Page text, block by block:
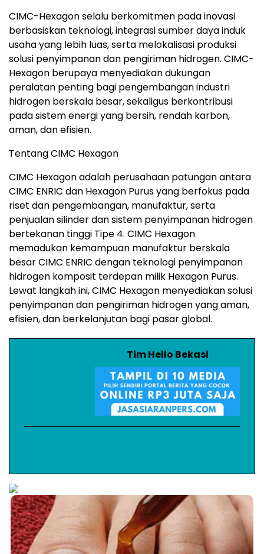
CIMC-Hexagon selalu berkomitmen pada inovasi
berbasiskan teknologi, integrasi sumber daya induk
usaha yang lebih luas, serta melokalisasi produksi
solusi penyimpanan dan pengiriman hidrogen. CIMC-
Hexagon berupaya menyediakan dukungan
peralatan penting bagi pengembangan industri
hidrogen berskala besar, sekaligus berkontribusi
pada sistem energi yang bersih, rendah karbon,
aman, dan efisien.
Tentang CIMC Hexagon
CIMC Hexagon adalah perusahaan patungan antara
CIMC ENRIC dan Hexagon Purus yang berfokus pada
riset dan pengembangan, manufaktur, serta
penjualan silinder dan sistem penyimpanan hidrogen
bertekanan tinggi Tipe 4. CIMC Hexagon
memadukan kemampuan manufaktur berskala
besar CIMC ENRIC dengan teknologi penyimpanan
hidrogen komposit terdepan milik Hexagon Purus.
Lewat langkah ini, CIMC Hexagon menyediakan solusi
penyimpanan dan pengiriman hidrogen yang aman,
efisien, dan berkelanjutan bagi pasar global.
Tim Hello Bekasi